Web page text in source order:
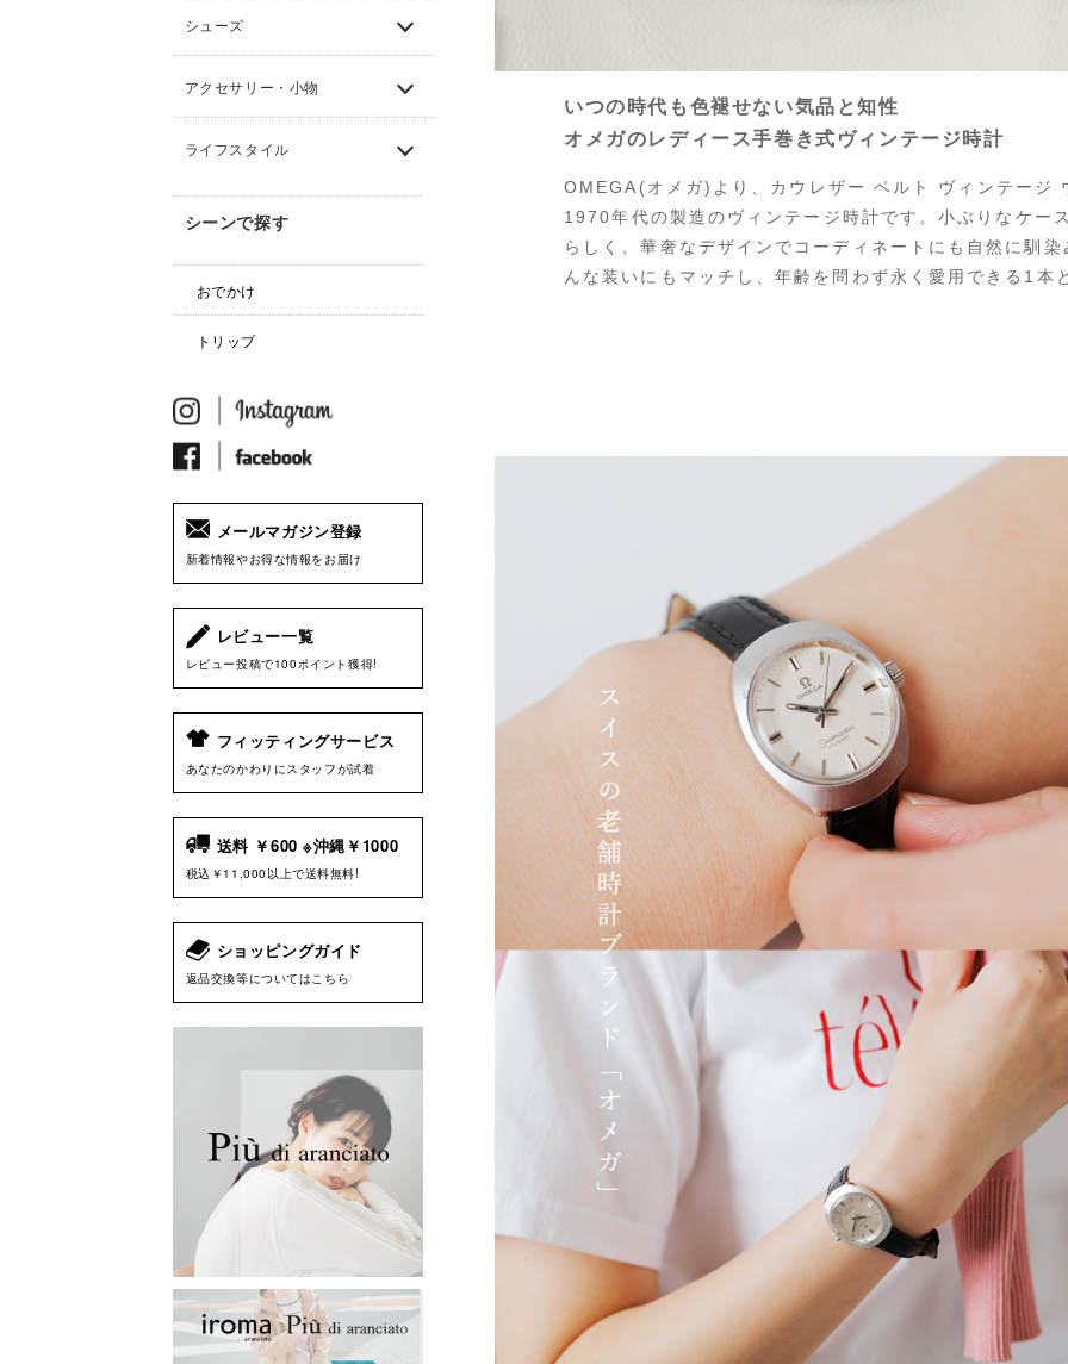
シューズ
アクセサリー・小物
ライフスタイル
シーンで探す
おでかけ
トリップ
メールマガジン登録
新着情報やお得な情報をお届け
レビュー一覧
レビュー投稿で100ポイント獲得!
フィッティングサービス
あなたのかわりにスタッフが試着
送料 ￥600 ※沖縄￥1000
税込￥11,000以上で送料無料!
ショッピングガイド
返品交換等についてはこちら
いつの時代も色褪せない気品と知性
オメガのレディース手巻き式ヴィンテージ時計
OMEGA(オメガ)より、カウレザー ベルト ヴィンテージ
1970年代の製造のヴィンテージ時計です。小ぶりなケー
らしく、華奢なデザインでコーディネートにも自然に馴
んな装いにもマッチし、年齢を問わず永く愛用できる1本